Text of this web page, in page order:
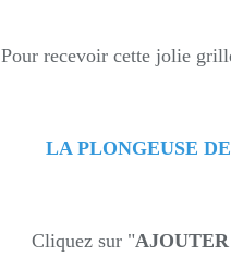
Pour recevoir cette jolie
LA PLONGEUSE
Cliquez sur "